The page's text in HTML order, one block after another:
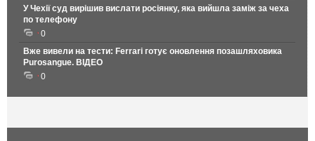
У Чехії суд вирішив вислати росіянку, яка вийшла заміж за чеха
по телефону
0
Вже вивели на тести: Ferrari готує оновлення позашляховика
Purosangue. ВІДЕО
0